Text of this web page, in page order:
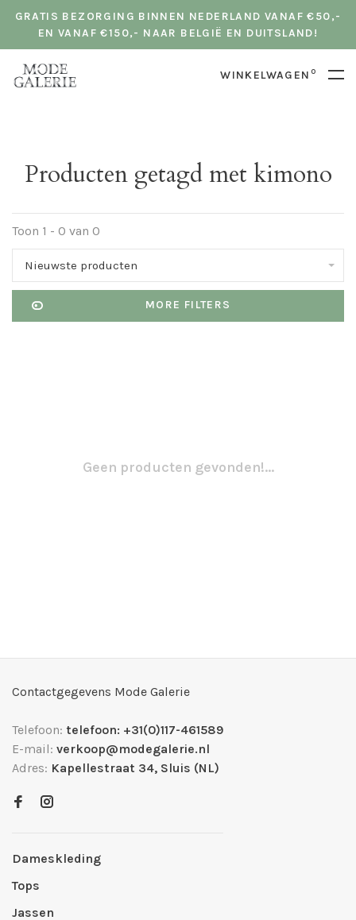
GRATIS BEZORGING BINNEN NEDERLAND VANAF €50,-
EN VANAF €150,- NAAR BELGIË EN DUITSLAND!
WINKELWAGEN 0
Producten getagd met kimono
Toon 1 - 0 van 0
Nieuwste producten
MORE FILTERS
Geen producten gevonden!...
Contactgegevens Mode Galerie
Telefoon: telefoon: +31(0)117-461589
E-mail: verkoop@modegalerie.nl
Adres: Kapellestraat 34, Sluis (NL)
Dameskleding
Tops
Jassen